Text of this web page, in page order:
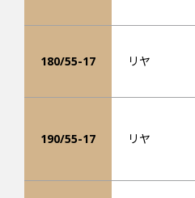
180/55-17 リヤ
190/55-17 リヤ